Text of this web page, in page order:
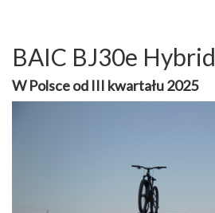
BAIC BJ30e Hybrid
W Polsce od III kwartału 2025